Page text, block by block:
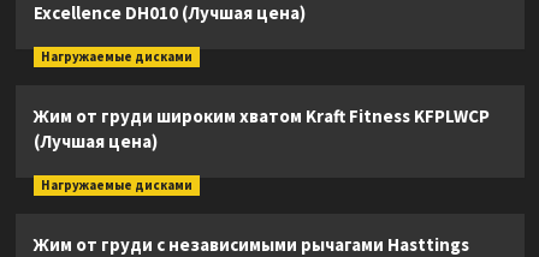
Excellence DH010 (Лучшая цена)
Нагружаемые дисками
Жим от груди широким хватом Kraft Fitness KFPLWCP
(Лучшая цена)
Нагружаемые дисками
Жим от груди с независимыми рычагами Hasttings